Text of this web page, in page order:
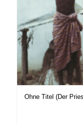
Ohne Titel (Der